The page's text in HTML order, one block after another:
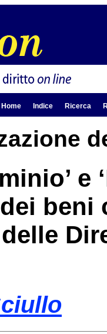
Home Indice Ricerca
e